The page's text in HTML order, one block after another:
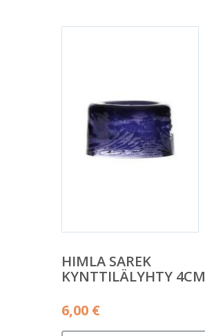
HIMLA SAREK
KYNTTILÄLYHTY 4CM
6,00 €